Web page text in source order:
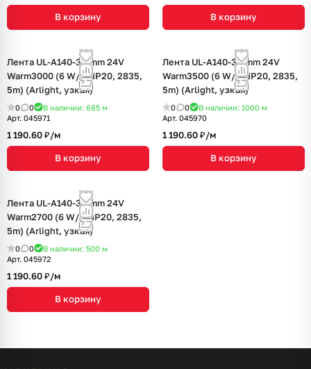
В корзину В корзину
Лента UL-A140-3.5mm 24V
Warm3000 (6 W/m, IP20, 2835,
5m) (Arlight, узкая)
0 0 В наличии: 685 м
Арт. 045971
1 190.60 ₽/м
В корзину
Лента UL-A140-3.5mm 24V
Warm3500 (6 W/m, IP20, 2835,
5m) (Arlight, узкая)
0 0 В наличии: 1000 м
Арт. 045970
1 190.60 ₽/м
В корзину
Лента UL-A140-3.5mm 24V
Warm2700 (6 W/m, IP20, 2835,
5m) (Arlight, узкая)
0 0 В наличии: 500 м
Арт. 045972
1 190.60 ₽/м
В корзину